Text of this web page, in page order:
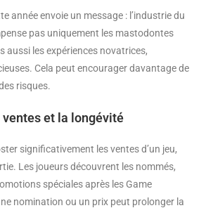
année envoie un message : l’industrie du
pas uniquement les mastodontes
aussi les expériences novatrices,
Cela peut encourager davantage de
risques.
et la longévité
significativement les ventes d’un jeu,
Les joueurs découvrent les nommés,
spéciales après les Game
nomination ou un prix peut prolonger la